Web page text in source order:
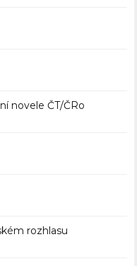
novele ČT/ČRo
rozhlasu